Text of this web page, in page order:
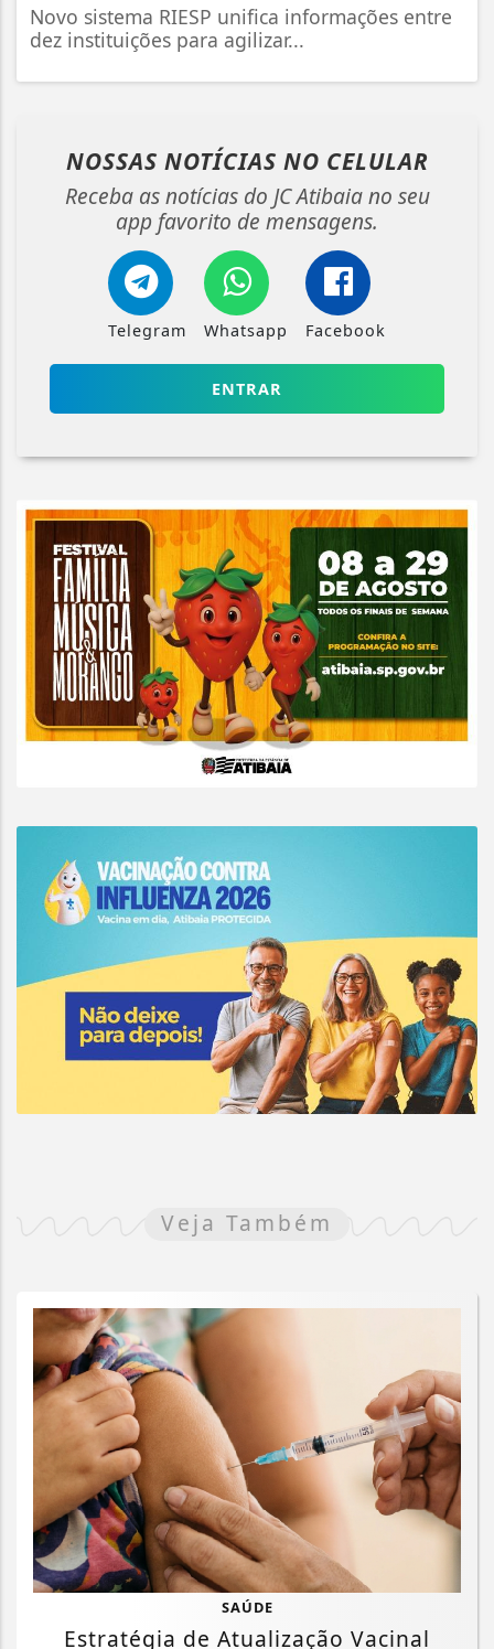
Novo sistema RIESP unifica informações entre
dez instituições para agilizar...
NOSSAS NOTÍCIAS NO CELULAR
Receba as notícias do JC Atibaia no seu
app favorito de mensagens.
Telegram Whatsapp Facebook
ENTRAR
Veja Também
SAÚDE
Estratégia de Atualização Vacinal